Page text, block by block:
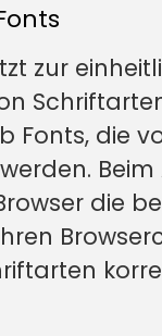
zur
Fonts, die
die